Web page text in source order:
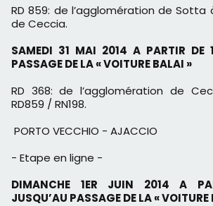
RD 859: de l’agglomération de Sotta
de Ceccia.
SAMEDI 31 MAI 2014 A PARTIR DE
PASSAGE DELA « VOITURE BALAI »
RD 368: de l’agglomération de
RD859 / RN198.
PORTO VECCHIO - AJACCIO
- Etape en ligne -
DIMANCHE 1ER JUIN 2014 A
JUSQU’AU PASSAGEDE LA «